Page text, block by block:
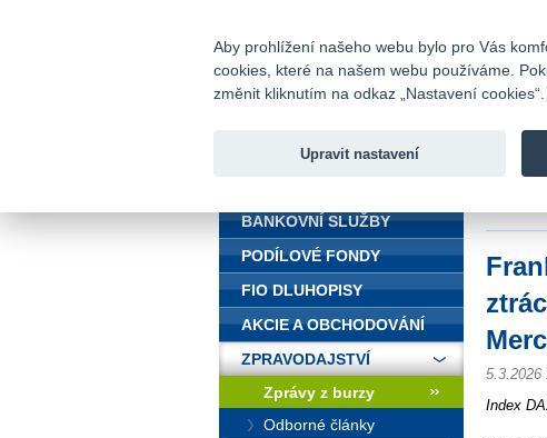
Fio banka
5.3.2026
Index
BANKOVNÍ SLUŽBY
PODÍLOVÉ FONDY
FIO DLUHOPISY
AKCIE A OBCHODOVÁNÍ
ZPRAVODAJSTVÍ
Zprávy z burzy
Odborné články
Aby prohlížení našeho webu bylo pro Vás
cookies, které na našem webu používáme.
změnit kliknutím na odkaz „Nastavení
Upravit nastavení